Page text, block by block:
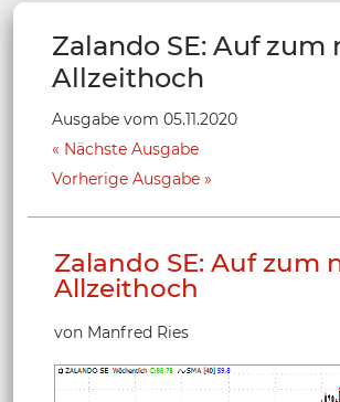
Zalando SE: Auf zum
Allzeithoch
Ausgabe vom 05.11.2020
Nächste Ausgabe
Vorherige Ausgabe
Zalando SE: Auf zum
Allzeithoch
von Manfred Ries